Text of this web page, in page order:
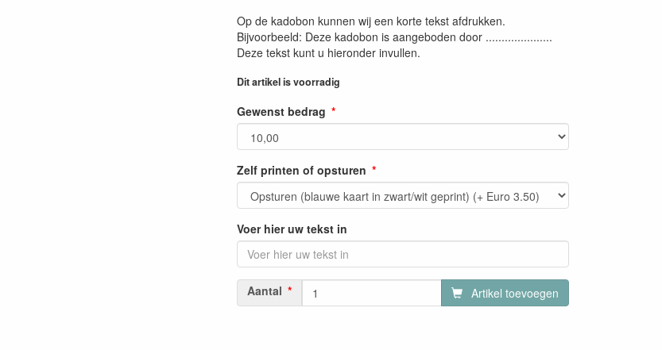
Op de kadobon kunnen wij een korte tekst afdrukken.
Bijvoorbeeld: Deze kadobon is aangeboden door .....................
Deze tekst kunt u hieronder invullen.
Dit artikel is voorradig
Gewenst bedrag
Zelf printen of opsturen
Voer hier uw tekst in
Aantal Artikel toevoegen